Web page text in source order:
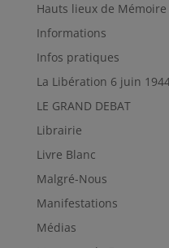
Hauts lieux de Mémoire
Informations
Infos pratiques
La Libération 6 juin
LE GRAND DEBAT
Librairie
Livre Blanc
Malgré-Nous
Manifestations
Médias